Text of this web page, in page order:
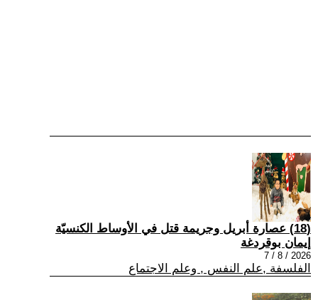
(18) عصارة أبريل وجريمة قتل في الأوساط الكنسيّة
إيمان بوقردغة
2026 / 8 / 7
الفلسفة ,علم النفس , وعلم الاجتماع